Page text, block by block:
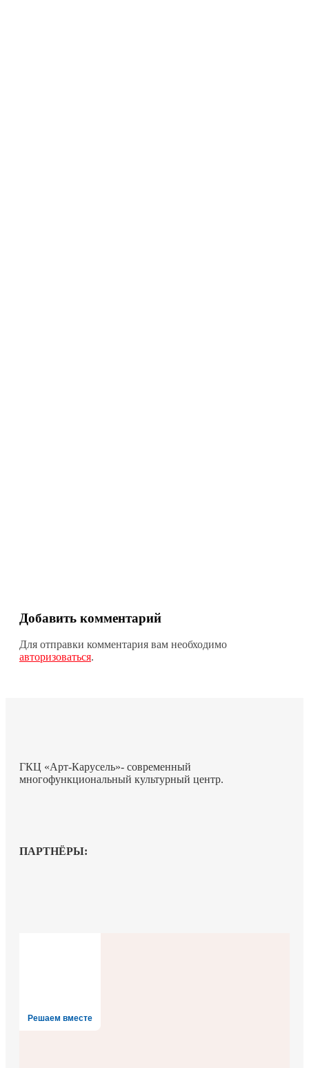
Добавить комментарий
Для отправки комментария вам необходимо
авторизоваться.
ГКЦ «Арт-Карусель»- современный
многофункциональный культурный центр.
ПАРТНЁРЫ:
Решаем вместе